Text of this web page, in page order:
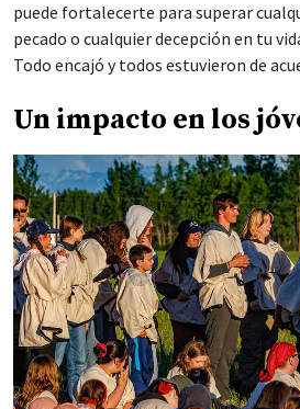
puede fortalecerte para superar
pecado o cualquier decepción en tu
Todo encajó y todos estuvieron de
Un impacto en los